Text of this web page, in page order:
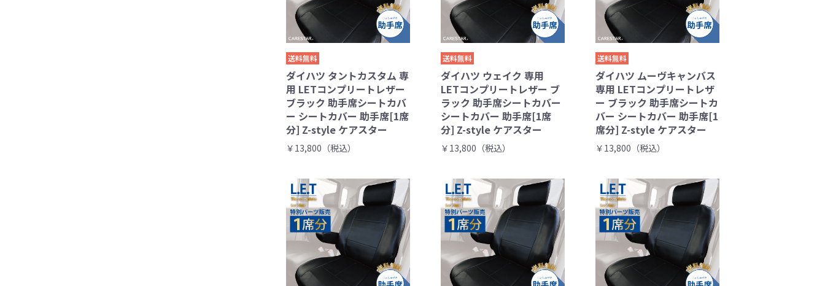
送料無料
ダイハツ タントカスタム 専
用 LETコンプリートレザー
ブラック 助手席シートカバ
ー シートカバー 助手席[1席
分] Z-style ケアスター
￥13,800（税込）
送料無料
ダイハツ ウェイク 専用
LETコンプリートレザー ブ
ラック 助手席シートカバー
シートカバー 助手席[1席
分] Z-style ケアスター
￥13,800（税込）
送料無料
ダイハツ ムーヴキャンバス
専用 LETコンプリートレザ
ー ブラック 助手席シートカ
バー シートカバー 助手席[1
席分] Z-style ケアスター
￥13,800（税込）